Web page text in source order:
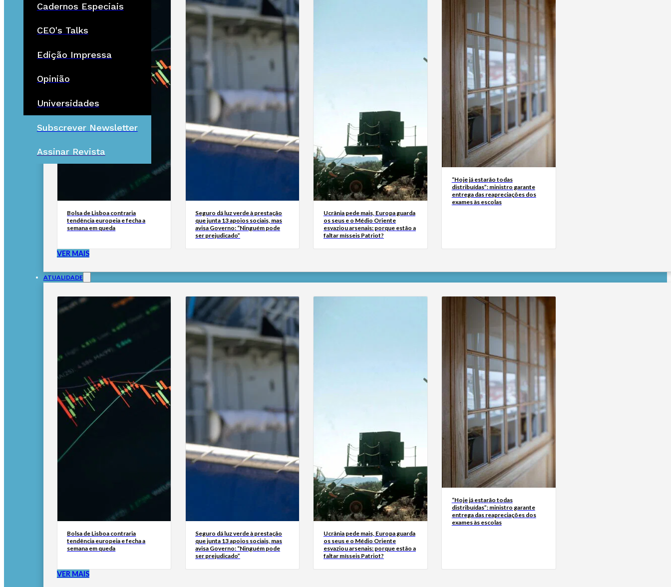
Cadernos Especiais
CEO's Talks
Edição Impressa
Opinião
Universidades
Subscrever Newsletter
Assinar Revista
Bolsa de Lisboa contraria
tendência europeia e fecha a
semana em queda
Seguro dá luz verde à prestação
que junta 13 apoios sociais, mas
avisa Governo: “Ninguém pode
ser prejudicado”
Ucrânia pede mais, Europa guarda
os seus e o Médio Oriente
esvaziou arsenais: porque estão a
faltar mísseis Patriot?
“Hoje já estarão todas
distribuídas”: ministro garante
entrega das reapreciações dos
exames às escolas
VER MAIS
ATUALIDADE
Bolsa de Lisboa contraria
tendência europeia e fecha a
semana em queda
Seguro dá luz verde à prestação
que junta 13 apoios sociais, mas
avisa Governo: “Ninguém pode
ser prejudicado”
Ucrânia pede mais, Europa guarda
os seus e o Médio Oriente
esvaziou arsenais: porque estão a
faltar mísseis Patriot?
“Hoje já estarão todas
distribuídas”: ministro garante
entrega das reapreciações dos
exames às escolas
VER MAIS